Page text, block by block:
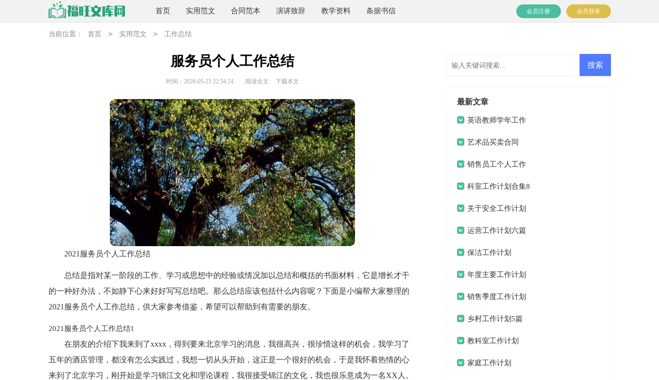
首页 实用范文 合同范本 演讲致辞 教学资料 条据书信 会员登录
会员注册
当前位置： 首页 > 实用范文 > 工作总结
服务员个人工作总结
时间：2026-05-21 22:54:24 阅读全文 下载本文
2021服务员个人工作总结
总结是指对某一阶段的工作、学习或思想中的经验或情况加以总结和概括的书面材料，它是增长才干
的一种好办法，不如静下心来好好写写总结吧。那么总结应该包括什么内容呢？下面是小编帮大家整理的
2021服务员个人工作总结，供大家参考借鉴，希望可以帮助到有需要的朋友。
2021服务员个人工作总结1
在朋友的介绍下我来到了xxxx，得到要来北京学习的消息，我很高兴，很珍惜这样的机会，我学习了
五年的酒店管理，都没有怎么实践过，我想一切从头开始，这正是一个很好的机会，于是我怀着热情的心
来到了北京学习，刚开始是学习锦江文化和理论课程，我很接受锦江的文化，我也很乐意成为一名XX人。
最新文章
英语教师学年工作
计划艺术品买卖合同
销售员工个人工作
计划科室工作计划合集8
篇 关于安全工作计划
锦集十篇
运营工作计划六篇
保洁工作计划
年度主要工作计划
三篇销售季度工作计划
15篇乡村工作计划5篇
教科室工作计划
家庭工作计划